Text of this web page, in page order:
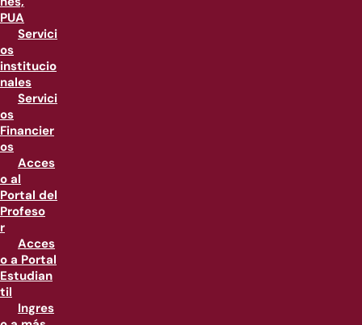
PUA
Servici
os
institucio
nales
Servici
os
Financier
os
Acces
o al
Portal del
Profeso
r
Acces
o a Portal
Estudian
til
Ingres